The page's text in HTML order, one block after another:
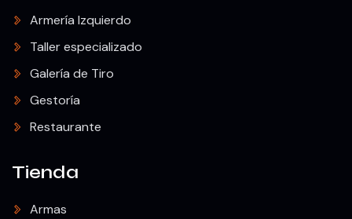
Armería Izquierdo
Taller especializado
Galería de Tiro
Gestoría
Restaurante
Tienda
Armas